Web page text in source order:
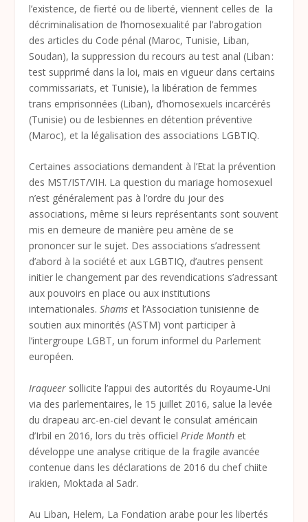
l’existence, de fierté ou de liberté, viennent celles de la
décriminalisation de l’homosexualité par l’abrogation
des articles du Code pénal (Maroc, Tunisie, Liban,
Soudan), la suppression du recours au test anal (Liban :
test supprimé dans la loi, mais en vigueur dans certains
commissariats, et Tunisie), la libération de femmes
trans emprisonnées (Liban), d’homosexuels incarcérés
(Tunisie) ou de lesbiennes en détention préventive
(Maroc), et la légalisation des associations LGBTIQ.
Certaines associations demandent à l’Etat la prévention
des MST/IST/VIH. La question du mariage homosexuel
n’est généralement pas à l’ordre du jour des
associations, même si leurs représentants sont souvent
mis en demeure de manière peu amène de se
prononcer sur le sujet. Des associations s’adressent
d’abord à la société et aux LGBTIQ, d’autres pensent
initier le changement par des revendications s’adressant
aux pouvoirs en place ou aux institutions
internationales.Shams et l’Association tunisienne de
soutien aux minorités (ASTM) vont participer à
l’intergroupe LGBT, un forum informel du Parlement
européen.
Iraqueer sollicite l’appui des autorités du Royaume-Uni
via des parlementaires, le 15 juillet 2016, salue la levée
du drapeau arc-en-ciel devant le consulat américain
d’Irbil en 2016, lors du très officiel Pride Month et
développe une analyse critique de la fragile avancée
contenue dans les déclarations de 2016 du chef chiite
irakien, Moktada al Sadr.
Au Liban, Helem, La Fondation arabe pour les libertés